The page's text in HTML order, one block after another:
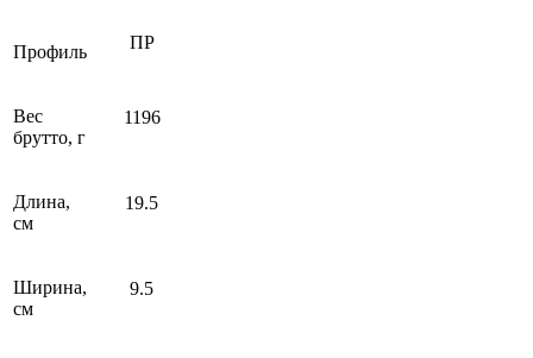
Профиль ПР
Вес
брутто, г
1196
Длина,
см
19.5
Ширина,
см
9.5